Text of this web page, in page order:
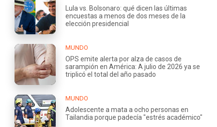
Lula vs. Bolsonaro: qué dicen las últimas
encuestas a menos de dos meses de la
elección presidencial
MUNDO
OPS emite alerta por alza de casos de
sarampión en América: A julio de 2026 ya se
triplicó el total del año pasado
MUNDO
Adolescente a mata a ocho personas en
Tailandia porque padecía "estrés académico"